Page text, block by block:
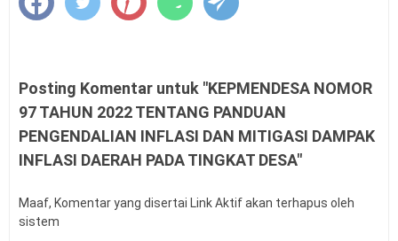
Panduan Cara Aktivasi MFA Pada SSO BKN
Contoh Soal Penilaian Situasi Kerja Sederhana PPPK
Guru
Permendagri Nomor 86 Tahun 2022
Contoh Soal Uji Kompetensi Pengawas Sekolah
Buku Panduan Mudik Lebaran
Teknik Analisis Data dalam Penelitian Kuantitatif
Posting Komentar untuk "KEPMENDESA NOMOR
97 TAHUN 2022 TENTANG PANDUAN
PENGENDALIAN INFLASI DAN MITIGASI DAMPAK
INFLASI DAERAH PADA TINGKAT DESA"
Maaf, Komentar yang disertai Link Aktif akan terhapus oleh
sistem